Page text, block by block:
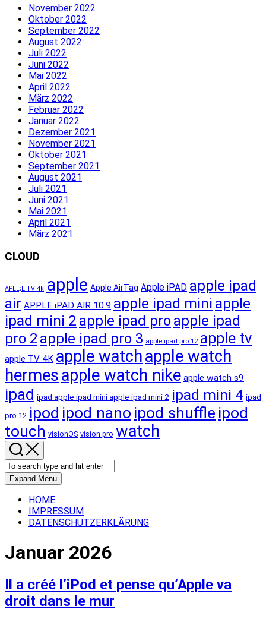
November 2022
Oktober 2022
September 2022
August 2022
Juli 2022
Juni 2022
Mai 2022
April 2022
März 2022
Februar 2022
Januar 2022
Dezember 2021
November 2021
Oktober 2021
September 2021
August 2021
Juli 2021
Juni 2021
Mai 2021
April 2021
März 2021
CLOUD
APLL;E TV 4k apple Apple AirTag Apple iPAD apple ipad
air APPLE iPAD AIR 10.9 apple ipad mini apple
ipad mini 2 apple ipad proapple ipad
pro 2 apple ipad pro 3 apple ipad pro 12 apple tv
apple TV 4K apple watchapple watch
hermesapple watch nike apple watch s9
ipad ipad apple ipad mini apple ipad mini 2 ipad mini 4 ipad
pro 12 ipod ipod nano ipod shuffle ipod
touch visionOS vision pro watch
Expand Menu
HOME
IMPRESSUM
DATENSCHUTZERKLÄRUNG
Januar 2026
Il a créé l’iPod et pense qu’Apple va
droit dans le mur